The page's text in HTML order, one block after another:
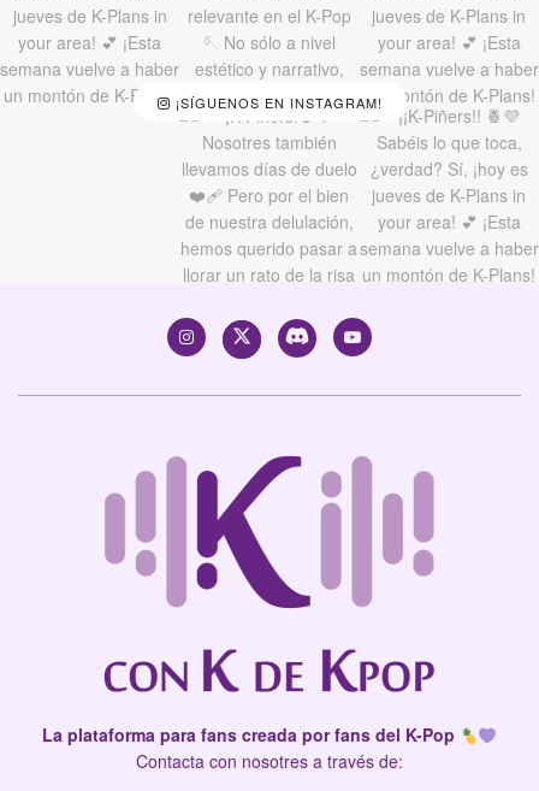
¡SÍGUENOS EN INSTAGRAM!
La plataforma para fans creada por fans del K-Pop
Contacta con nosotres a través de: